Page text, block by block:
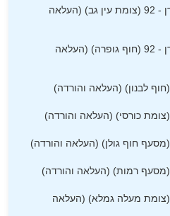
עמק הירדן - 92 (צומת עין גב) (העלאה
עמק הירדן - 92 (חוף גופרה) (העלאה
גולן - 92 (צומת מעלה גמלא) (העלאה